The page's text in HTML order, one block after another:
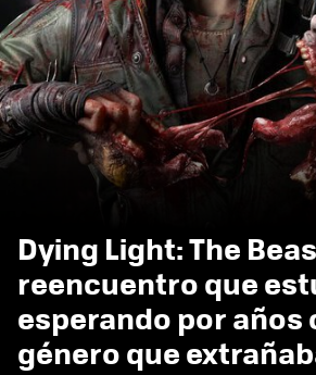
Dying Light: The
reencuentro que
esperando por años
género que